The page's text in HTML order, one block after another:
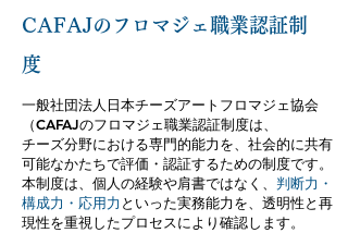
CAFAJのフロマジェ職業認証制
度
一般社団法人日本チーズアートフロマジェ協会
（CAFAJのフロマジェ職業認証制度は、
チーズ分野における専門的能力を、社会的に共有
可能なかたちで評価・認証するための制度です。
本制度は、個人の経験や肩書ではなく、 判断力・
構成力・応用力 といった実務能力を、透明性と再
現性を重視したプロセスにより確認します。